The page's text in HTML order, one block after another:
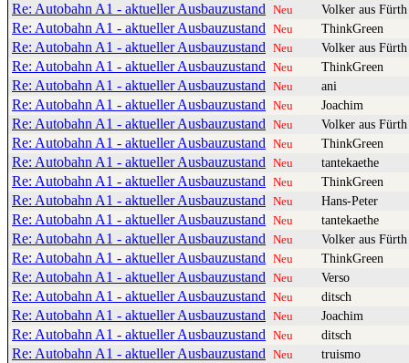
Re: Autobahn A1 - aktueller Ausbauzustand Neu Volker aus Fürth
Re: Autobahn A1 - aktueller Ausbauzustand Neu ThinkGreen
Re: Autobahn A1 - aktueller Ausbauzustand Neu Volker aus Fürth
Re: Autobahn A1 - aktueller Ausbauzustand Neu ThinkGreen
Re: Autobahn A1 - aktueller Ausbauzustand Neu ani
Re: Autobahn A1 - aktueller Ausbauzustand Neu Joachim
Re: Autobahn A1 - aktueller Ausbauzustand Neu Volker aus Fürth
Re: Autobahn A1 - aktueller Ausbauzustand Neu ThinkGreen
Re: Autobahn A1 - aktueller Ausbauzustand Neu tantekaethe
Re: Autobahn A1 - aktueller Ausbauzustand Neu ThinkGreen
Re: Autobahn A1 - aktueller Ausbauzustand Neu Hans-Peter
Re: Autobahn A1 - aktueller Ausbauzustand Neu tantekaethe
Re: Autobahn A1 - aktueller Ausbauzustand Neu Volker aus Fürth
Re: Autobahn A1 - aktueller Ausbauzustand Neu ThinkGreen
Re: Autobahn A1 - aktueller Ausbauzustand Neu Verso
Re: Autobahn A1 - aktueller Ausbauzustand Neu ditsch
Re: Autobahn A1 - aktueller Ausbauzustand Neu Joachim
Re: Autobahn A1 - aktueller Ausbauzustand Neu ditsch
Re: Autobahn A1 - aktueller Ausbauzustand Neu truismo